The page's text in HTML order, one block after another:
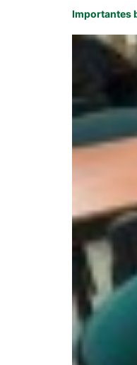
Importantes